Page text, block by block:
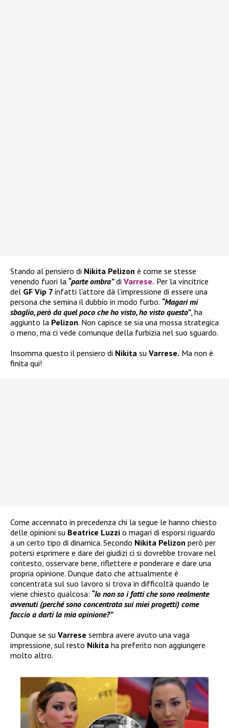
Stando al pensiero di Nikita Pelizon è come se stesse
venendo fuori la “parte ombra”di Varrese. Per la vincitrice
del GF Vip 7 infatti l’attore dà l’impressione di essere una
persona che semina il dubbio in modo furbo. “Magari mi
sbaglio, però da quel poco che ho visto, ho visto questo”, ha
aggiunto la Pelizon. Non capisce se sia una mossa strategica
o meno, ma ci vede comunque della furbizia nel suo sguardo.
Insomma questo il pensiero di Nikita su Varrese. Ma non è
finita qui!
Come accennato in precedenza chi la segue le hanno chiesto
delle opinioni su Beatrice Luzzi o magari di esporsi riguardo
a un certo tipo di dinamica. Secondo Nikita Pelizon però per
potersi esprimere e dare dei giudizi ci si dovrebbe trovare nel
contesto, osservare bene, riflettere e ponderare e dare una
propria opinione. Dunque dato che attualmente è
concentrata sul suo lavoro si trova in difficoltà quando le
viene chiesto qualcosa: “Io non so i fatti che sono realmente
avvenuti (perché sono concentrata sui miei progetti) come
faccio a darti la mia opinione?”
Dunque se su Varrese sembra avere avuto una vaga
impressione, sul resto Nikita ha preferito non aggiungere
molto altro.